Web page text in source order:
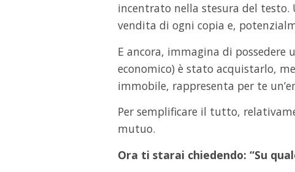
incentrato nella stesura del testo.
vendita di ogni copia e,
E ancora, immagina di
economico) è stato acquistarlo,
immobile, rappresenta per te
Per semplificare il tutto,
mutuo.
Ora ti starai chiedendo: “Su